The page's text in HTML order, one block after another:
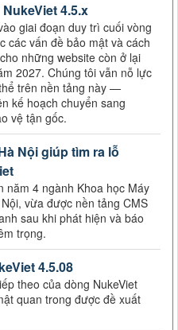
4.5.x
giai đoạn duy trì cuối vòng
các vấn đề bảo mật và cách
những website còn ở lại
2027. Chúng tôi vẫn nỗ lực
trên nền tảng này —
kế hoạch chuyển sang
vệ tận gốc.
Nội giúp tìm ra lỗ
năm 4 ngành Khoa học Máy
vừa được nền tảng CMS
sau khi phát hiện và báo
trọng.
4.5.08
theo của dòng NukeViet
quan trong được đề xuất